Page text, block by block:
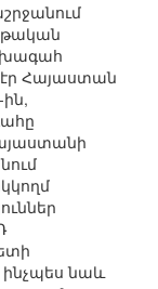
Հայաստան
նաև